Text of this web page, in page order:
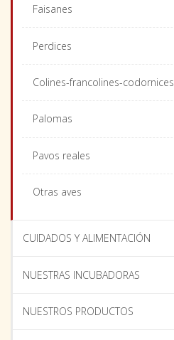
Faisanes
Perdices
Colines-francolines-codornices
Palomas
Pavos reales
Otras aves
CUIDADOS Y ALIMENTACIÓN
NUESTRAS INCUBADORAS
NUESTROS PRODUCTOS